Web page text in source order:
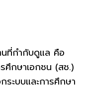
ที่กำกับดูแล คือ
ศึกษาเอกชน (สช.)
ระบบและการศึกษา